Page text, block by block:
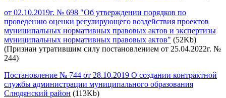
от 02.10.2019г. № 698 "Об утверждении порядков по
проведению оценки регулирующего воздействия проектов
муниципальных нормативных правовых актов и экспертизы
муниципальных нормативных правовых актов" (52Kb)
(Признан утратившим силу постановлением от 25.04.2022г. №
244)
Постановление № 744 от 28.10.2019 О создании контрактной
службы администрации муниципального образования
Слюдянский район (113Kb)